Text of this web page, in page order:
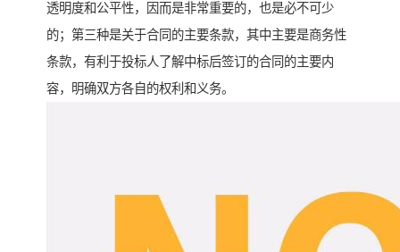
透明度和公平性，因而是非常重要的，也是必不可少
的；第三种是关于合同的主要条款，其中主要是商务性
条款，有利于投标人了解中标后签订的合同的主要内
容，明确双方各自的权利和义务。